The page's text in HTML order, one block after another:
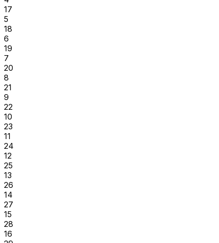
17
5
18
6
19
7
20
8
21
9
22
10
23
11
24
12
25
13
26
14
27
15
28
16